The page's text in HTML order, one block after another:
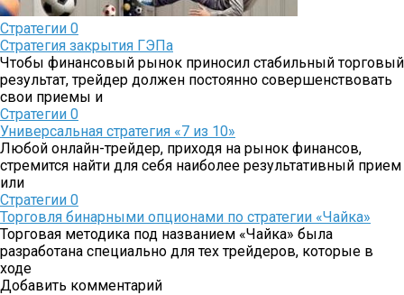
Стратегии 0
Стратегия закрытия ГЭПа
Чтобы финансовый рынок приносил стабильный торговый
результат, трейдер должен постоянно совершенствовать
свои приемы и
Стратегии 0
Универсальная стратегия «7 из 10»
Любой онлайн-трейдер, приходя на рынок финансов,
стремится найти для себя наиболее результативный прием
или
Стратегии 0
Торговля бинарными опционами по стратегии «Чайка»
Торговая методика под названием «Чайка» была
разработана специально для тех трейдеров, которые в
ходе
Добавить комментарий